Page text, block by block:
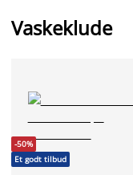
Vaskeklude
-50%
Et godt tilbud